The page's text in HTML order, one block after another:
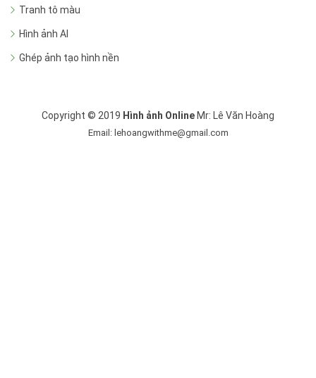
Tranh tô màu
Hình ảnh AI
Ghép ảnh tạo hình nền
Copyright © 2019 Hình ảnh OnlineMr: Lê Văn Hoàng
Email: lehoangwithme@gmail.com